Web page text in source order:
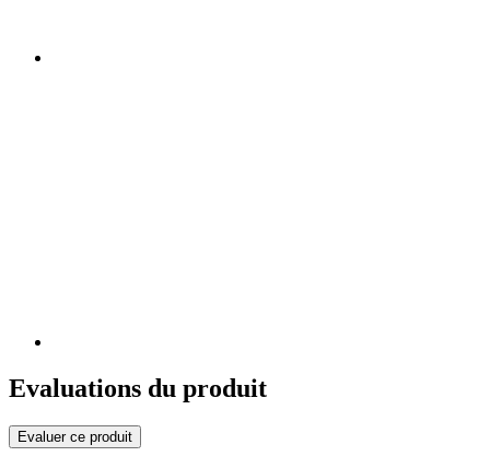
Evaluations du produit
Evaluer ce produit